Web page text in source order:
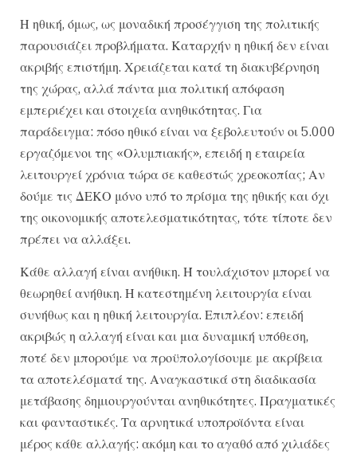
Η ηθική, όμως, ως μοναδική προσέγγιση της πολιτικής
παρουσιάζει προβλήματα. Καταρχήν η ηθική δεν είναι
ακριβής επιστήμη. Χρειάζεται κατά τη διακυβέρνηση
της χώρας, αλλά πάντα μια πολιτική απόφαση
εμπεριέχει και στοιχεία ανηθικότητας. Για
παράδειγμα: πόσο ηθικό είναι να ξεβολευτούν οι 5.000
εργαζόμενοι της «Ολυμπιακής», επειδή η εταιρεία
λειτουργεί χρόνια τώρα σε καθεστώς χρεοκοπίας; Αν
δούμε τις ΔΕΚΟ μόνο υπό το πρίσμα της ηθικής και όχι
της οικονομικής αποτελεσματικότητας, τότε τίποτε δεν
πρέπει να αλλάξει.
Κάθε αλλαγή είναι ανήθικη. Ή τουλάχιστον μπορεί να
θεωρηθεί ανήθικη. Η κατεστημένη λειτουργία είναι
συνήθως και η ηθική λειτουργία. Επιπλέον: επειδή
ακριβώς η αλλαγή είναι και μια δυναμική υπόθεση,
ποτέ δεν μπορούμε να προϋπολογίσουμε με ακρίβεια
τα αποτελέσματά της. Αναγκαστικά στη διαδικασία
μετάβασης δημιουργούνται ανηθικότητες. Πραγματικές
και φανταστικές. Τα αρνητικά υποπροϊόντα είναι
μέρος κάθε αλλαγής: ακόμη και το αγαθό από χιλιάδες